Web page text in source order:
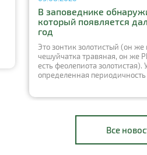
В заповеднике
который появляется
год
Это зонтик золотистый (он
чешуйчатка травяная, он же
есть феолепиота золотистая).
определенная
Все